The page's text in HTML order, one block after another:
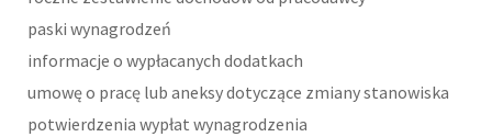
paski wynagrodzeń
informacje o wypłacanych dodatkach
umowę o pracę lub aneksy dotyczące zmiany stanowiska
potwierdzenia wypłat wynagrodzenia